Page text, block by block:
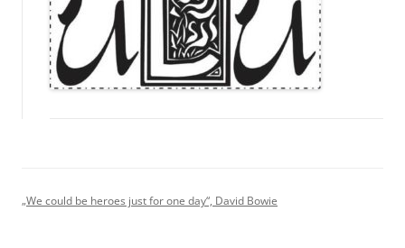
„We could be heroes just for one day“, David Bowie